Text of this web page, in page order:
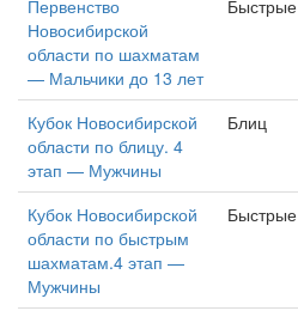
Первенство
Новосибирской
области по шахматам
— Мальчики до 13 лет
Быстрые
Кубок Новосибирской
области по блицу. 4
этап — Мужчины
Блиц
Кубок Новосибирской
области по быстрым
шахматам.4 этап —
Мужчины
Быстрые